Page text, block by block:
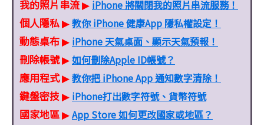
我的照片串流▶ iPhone 將關閉我的照片串流服務！
個人隱私▶教你 iPhone 健康App 隱私權設定！
動態桌布▶ iPhone 天氣桌面、顯示天氣預報！
刪除帳號▶如何刪除Apple ID帳號？
應用程式▶教你把 iPhone App 通知數字清除！
鍵盤密技 ▶ iPhone打出數字符號、貨幣符號
國家地區▶App Store 如何更改國家或地區？